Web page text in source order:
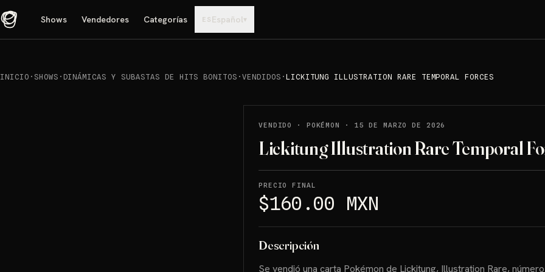
Shows Vendedores Categorías ES Español▾
INICIO · SHOWS · DINÁMICAS Y SUBASTAS DE HITS BONITOS ·VENDIDOS · LICKITUNG ILLUSTRATION RARE TEMPORAL FORCES
VENDIDO · POKÉMON · 15 DE MARZO DE 2026
Lickitung Illustration Rare Temporal
PRECIO FINAL
$160.00 MXN
Descripción
Se vendió una carta Pokémon de Lickitung, Illustration Rare, número